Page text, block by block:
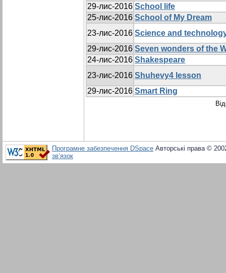
29-лис-2016 School life
25-лис-2016 School of My Dream
23-лис-2016 Science and
29-лис-2016 Seven wonders of the
24-лис-2016 Shakespeare
23-лис-2016 Shuhevy4 lesson
29-лис-2016 Smart Ring
Програмне забезпечення DSpace Авторські права ©
зв’язок